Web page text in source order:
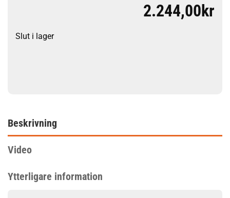
2.244,00kr
Slut i lager
Beskrivning
Video
Ytterligare information